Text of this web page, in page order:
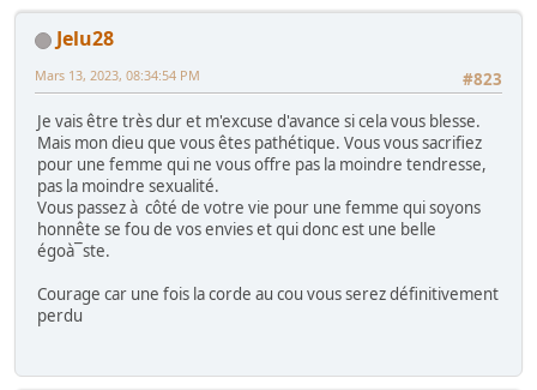
Jelu28
#823
Mars 13, 2023, 08:34:54 PM
Je vais être très dur et m'excuse d'avance si cela vous blesse.
Mais mon dieu que vous êtes pathétique. Vous vous sacrifiez
pour une femme qui ne vous offre pas la moindre tendresse,
pas la moindre sexualité.
Vous passez à côté de votre vie pour une femme qui soyons
honnête se fou de vos envies et qui donc est une belle
égoà¯ste.
Courage car une fois la corde au cou vous serez définitivement
perdu